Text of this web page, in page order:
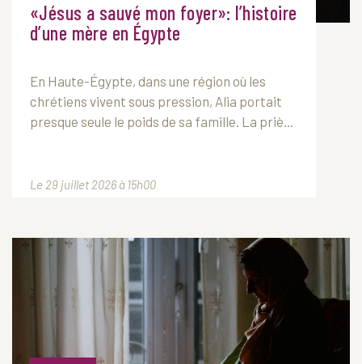
«Jésus a sauvé mon foyer»: l’histoire
d’une mère en Égypte
En Haute-Égypte, dans une région où les
chrétiens vivent sous pression, Alia portait
presque seule le poids de sa famille. La priè...
Le 29 juillet 2026 à 15h00